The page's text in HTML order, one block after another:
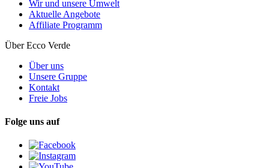
Wir und unsere Umwelt
Aktuelle Angebote
Affiliate Programm
Über Ecco Verde
Über uns
Unsere Gruppe
Kontakt
Freie Jobs
Folge uns auf